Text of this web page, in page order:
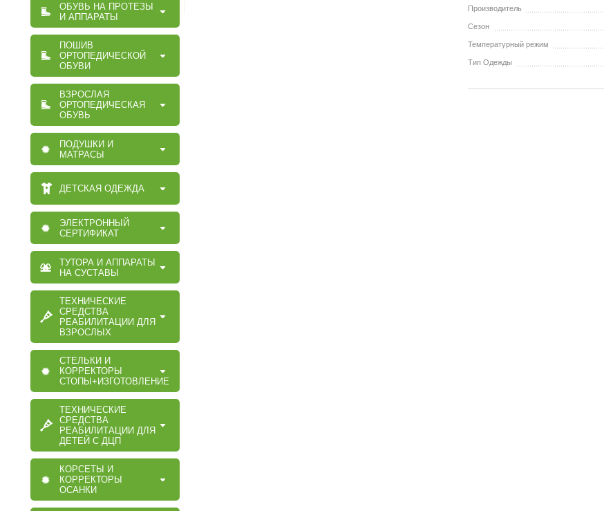
ОБУВЬ НА ПРОТЕЗЫ
И АППАРАТЫ
ПОШИВ
ОРТОПЕДИЧЕСКОЙ
ОБУВИ
ВЗРОСЛАЯ
ОРТОПЕДИЧЕСКАЯ
ОБУВЬ
ПОДУШКИ И
МАТРАСЫ
ДЕТСКАЯ ОДЕЖДА
ЭЛЕКТРОННЫЙ
СЕРТИФИКАТ
ТУТОРА И АППАРАТЫ
НА СУСТАВЫ
ТЕХНИЧЕСКИЕ
СРЕДСТВА
РЕАБИЛИТАЦИИ ДЛЯ
ВЗРОСЛЫХ
СТЕЛЬКИ И
КОРРЕКТОРЫ
СТОПЫ+ИЗГОТОВЛЕНИЕ
ТЕХНИЧЕСКИЕ
СРЕДСТВА
РЕАБИЛИТАЦИИ ДЛЯ
ДЕТЕЙ С ДЦП
КОРСЕТЫ И
КОРРЕКТОРЫ
ОСАНКИ
Производитель
Сезон
Температурный режим
Тип Одежды